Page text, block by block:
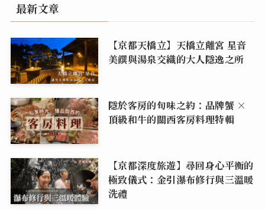
最新文章
【京都天橋立】天橋立離宮 星音
美饌與湯泉交織的大人隱逸之所
隱於客房的旬味之約：品牌蟹 ×
頂級和牛的關西客房料理特輯
【京都深度旅遊】尋回身心平衡的
極致儀式：金引瀑布修行與三溫暖
洗禮